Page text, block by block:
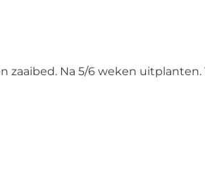
zaaibed. Na 5/6 weken